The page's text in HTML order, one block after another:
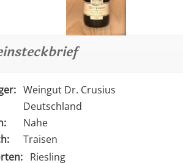
Weingut Dr. Crusius
Deutschland
Nahe
Traisen
Riesling